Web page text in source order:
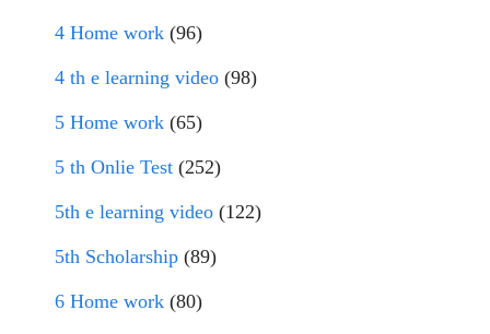
4 Home work (96)
4 th e learning video (98)
5 Home work (65)
5 th Onlie Test (252)
5th e learning video (122)
5th Scholarship (89)
6 Home work (80)